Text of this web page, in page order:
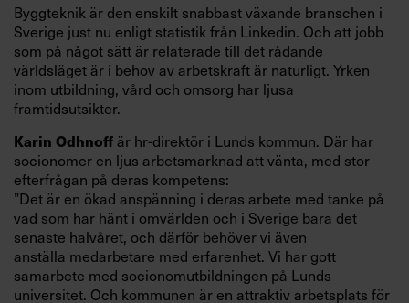
Byggteknik är den enskilt snabbast växande branschen i
Sverige just nu enligt statistik från Linkedin. Och att jobb
som på något sätt är relaterade till det rådande
världsläget är i behov av arbetskraft är naturligt. Yrken
inom utbildning, vård och omsorg har ljusa
framtidsutsikter.
Karin Odhnoffär hr-direktör i Lunds kommun. Där har
socionomer en ljus arbetsmarknad att vänta, med stor
efterfrågan på deras kompetens:
”Det är en ökad anspänning i deras arbete med tanke på
vad som har hänt i omvärlden och i Sverige bara det
senaste halvåret, och därför behöver vi även
anställa medarbetare med erfarenhet. Vi har gott
samarbete med socionomutbildningen på Lunds
universitet. Och kommunen är en attraktiv arbetsplats för